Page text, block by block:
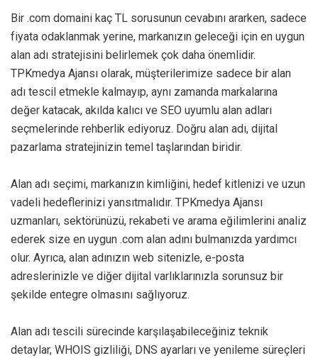
Bir .com domaini kaç TL sorusunun cevabını ararken, sadece
fiyata odaklanmak yerine, markanızın geleceği için en uygun
alan adı stratejisini belirlemek çok daha önemlidir.
TPKmedya Ajansı olarak, müşterilerimize sadece bir alan
adı tescil etmekle kalmayıp, aynı zamanda markalarına
değer katacak, akılda kalıcı ve SEO uyumlu alan adları
seçmelerinde rehberlik ediyoruz. Doğru alan adı, dijital
pazarlama stratejinizin temel taşlarından biridir.
Alan adı seçimi, markanızın kimliğini, hedef kitlenizi ve uzun
vadeli hedeflerinizi yansıtmalıdır. TPKmedya Ajansı
uzmanları, sektörünüzü, rekabeti ve arama eğilimlerini analiz
ederek size en uygun .com alan adını bulmanızda yardımcı
olur. Ayrıca, alan adınızın web sitenizle, e-posta
adreslerinizle ve diğer dijital varlıklarınızla sorunsuz bir
şekilde entegre olmasını sağlıyoruz.
Alan adı tescili sürecinde karşılaşabileceğiniz teknik
detaylar, WHOIS gizliliği, DNS ayarları ve yenileme süreçleri